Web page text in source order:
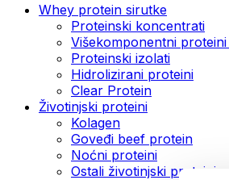
Whey protein sirutke
Proteinski koncentrati
Višekomponentni
Proteinski izolati
Hidrolizirani proteini
Clear Protein
Životinjski proteini
Kolagen
Goveđi beef protein
Noćni proteini
Ostali životinjski proteini